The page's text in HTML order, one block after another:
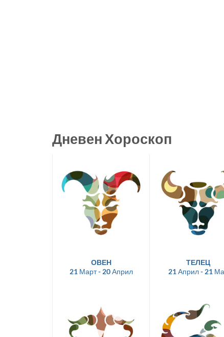
Дневен Хороскоп
ОВЕН
21 Март - 20 Април
ТЕЛЕЦ
21 Април - 21